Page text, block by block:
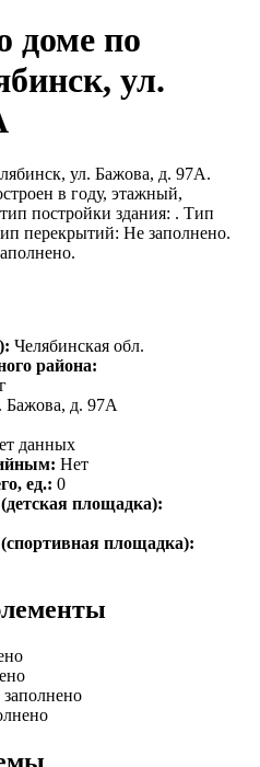
доме по
ул.
ул. Бажова, д. 97А.
в году, этажный,
постройки здания: . Тип
перекрытий: Не заполнено.
Челябинская обл.
района:
Бажова, д. 97А
данных
Нет
ед.: 0
площадка):
площадка):